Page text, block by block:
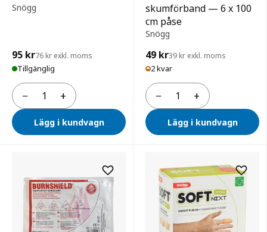
Snögg
95 kr76 kr exkl. moms
Tillgänglig
−
Antal +
Lägg i kundvagn
skumförband — 6 x 100
cm påse
Snögg
49 kr39 kr exkl. moms
2 kvar
−
Antal +
Lägg i kundvagn